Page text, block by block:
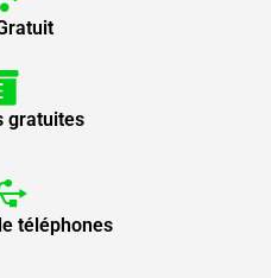
gratuites
téléphones